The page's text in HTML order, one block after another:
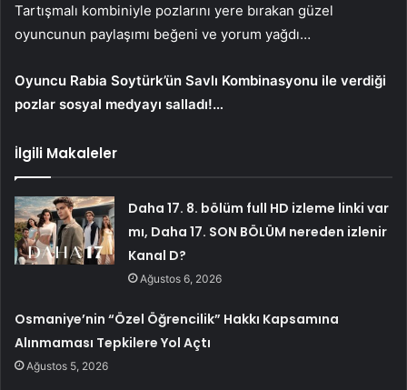
Tartışmalı kombiniyle pozlarını yere bırakan güzel
oyuncunun paylaşımı beğeni ve yorum yağdı…
Oyuncu Rabia Soytürk’ün Savlı Kombinasyonu ile verdiği
pozlar sosyal medyayı salladı!…
İlgili Makaleler
Daha 17. 8. bölüm full HD izleme linki var
mı, Daha 17. SON BÖLÜM nereden izlenir
Kanal D?
Ağustos 6, 2026
Osmaniye’nin “Özel Öğrencilik” Hakkı Kapsamına
Alınmaması Tepkilere Yol Açtı
Ağustos 5, 2026